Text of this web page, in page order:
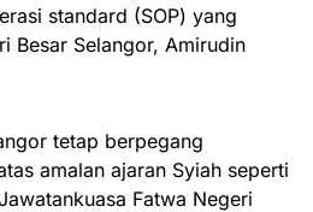
standard (SOP) yang
Besar Selangor, Amirudin
tetap berpegang
amalan ajaran Syiah seperti
Fatwa Negeri